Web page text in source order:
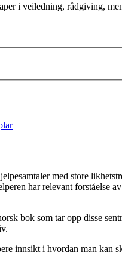
i veiledning, rådgiving,
med store
har relevant forståelse
bok som tar opp disse
innsikt i hvordan man kan